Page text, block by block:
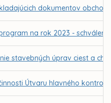
dokumentov
na rok 2023 -
stavebných úprav ciest a
Útvaru hlavného